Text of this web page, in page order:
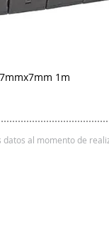
1m
al momento de